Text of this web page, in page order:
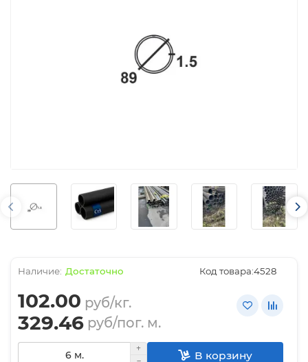
Достаточно Код товара:4528
102.00 руб/кг.
329.46 руб/пог. м.
В корзину